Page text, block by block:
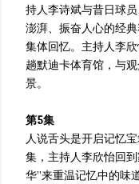
持人李诗斌与昔日球
澎湃、振奋人心的经
集体回忆。主持人李
趟默迪卡体育馆，与
景。
第5集
人说舌头是开启记忆
集，主持人李欣怡回
华”来重温记忆中的味